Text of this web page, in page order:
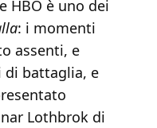
HBO è uno dei
: i momenti
assenti, e
di battaglia, e
Lothbrok di